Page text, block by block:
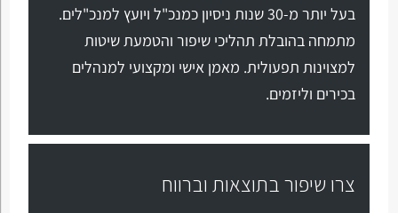
בעל יותר מ-30 שנות ניסיון כמנכ"ל ויועץ למנכ"לים.
מתמחה בהובלת תהליכי שיפור והטמעת שיטות
למצוינות תפעולית. מאמן אישי ומקצועי למנהלים
בכירים וליזמים.
צרו שיפור בתוצאות וברווח